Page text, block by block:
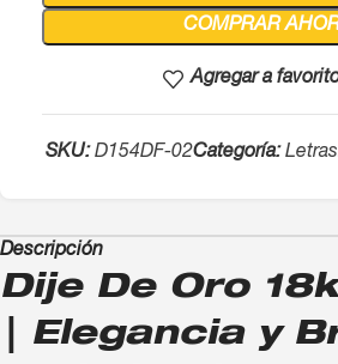
COMPRAR
Agregar a
SKU:D154DF-02Categoría: Letras
Descripción
Dije De Oro
| Elegancia y